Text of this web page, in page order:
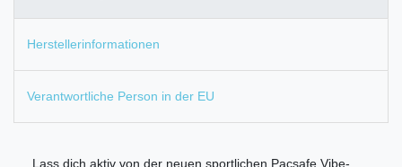
Herstellerinformationen
Verantwortliche Person in der EU
Lass dich aktiv von der neuen sportlichen Pacsafe Vibe-